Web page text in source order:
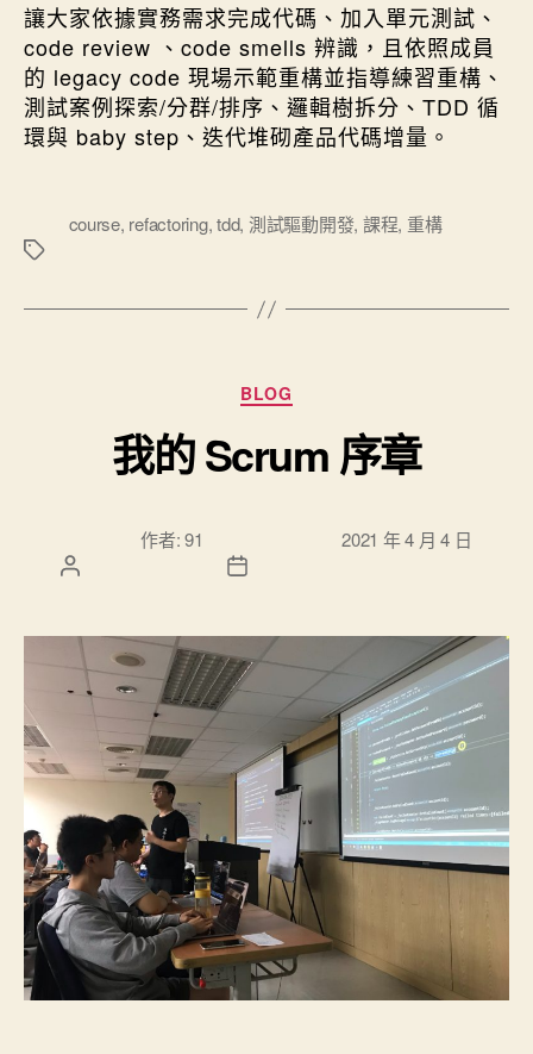
讓大家依據實務需求完成代碼、加入單元測試、
code review 、code smells 辨識，且依照成員
的 legacy code 現場示範重構並指導練習重構、
測試案例探索/分群/排序、邏輯樹拆分、TDD 循
環與 baby step、迭代堆砌產品代碼增量。
course, refactoring,tdd, 測試驅動開發, 課程, 重構
BLOG
我的 Scrum 序章
作者:91 2021 年 4 月 4 日